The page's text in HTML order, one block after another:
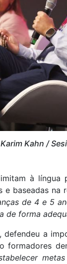
Kahn /
à língua
baseadas na
de 4 e 5
de forma
defendeu a
formadores